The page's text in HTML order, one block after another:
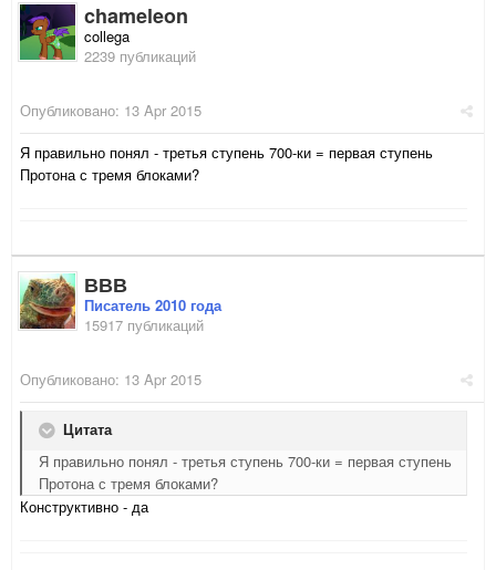
chameleon
collega
2239 публикаций
Опубликовано: 13 Apr 2015
Я правильно понял - третья ступень 700-ки = первая ступень
Протона с тремя блоками?
ВВВ
Писатель 2010 года
15917 публикаций
Опубликовано: 13 Apr 2015
Цитата
Я правильно понял - третья ступень 700-ки = первая ступень
Протона с тремя блоками?
Конструктивно - да